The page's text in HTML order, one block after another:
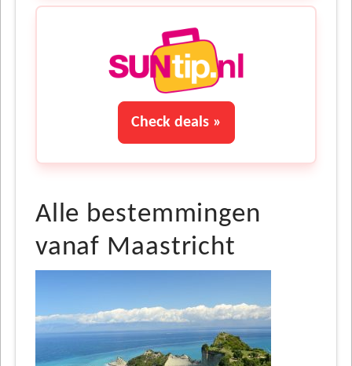
Check deals »
Alle bestemmingen
vanaf Maastricht